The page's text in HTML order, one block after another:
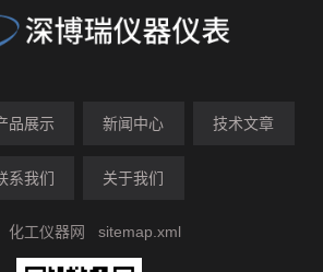
品展示 新闻中心 技术文章
系我们 关于我们
化工仪器网 sitemap.xml